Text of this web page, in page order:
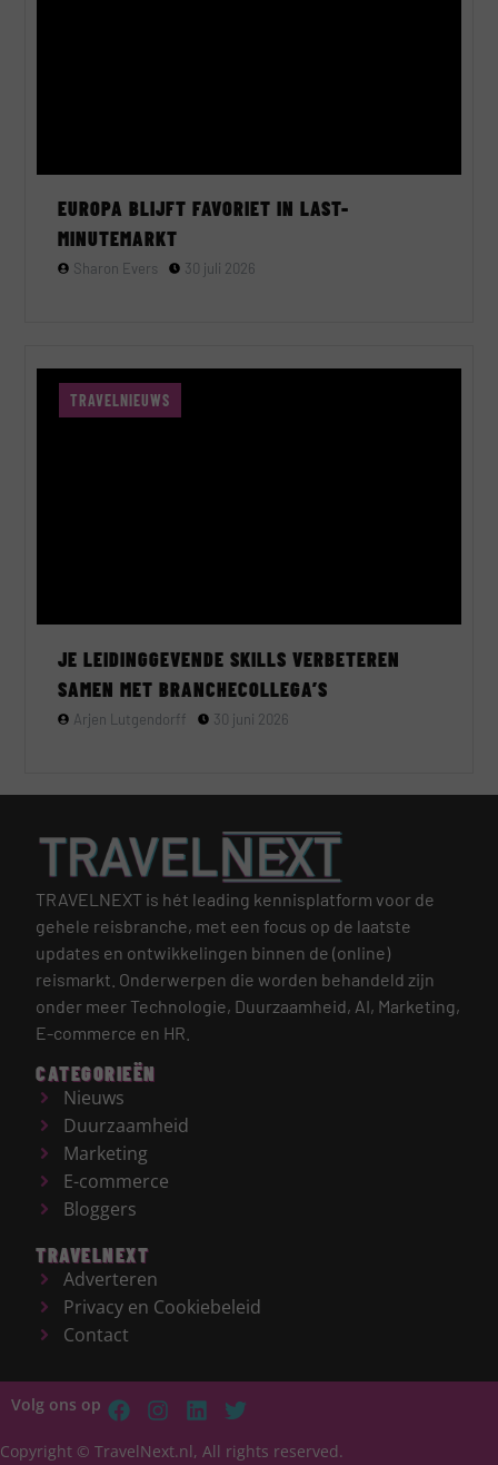
EUROPA BLIJFT FAVORIET IN LAST-
MINUTEMARKT
Sharon Evers 30 juli 2026
TRAVELNIEUWS
JE LEIDINGGEVENDE SKILLS VERBETEREN
SAMEN MET BRANCHECOLLEGA’S
Arjen Lutgendorff 30 juni 2026
TRAVELNEXT is hét leading kennisplatform voor de
gehele reisbranche, met een focus op de laatste
updates en ontwikkelingen binnen de (online)
reismarkt. Onderwerpen die worden behandeld zijn
onder meer Technologie, Duurzaamheid, AI, Marketing,
E-commerce en HR.
CATEGORIEËN
Nieuws
Duurzaamheid
Marketing
E-commerce
Bloggers
TRAVELNEXT
Adverteren
Privacy en Cookiebeleid
Contact
Volg ons op
Copyright © TravelNext.nl, All rights reserved.